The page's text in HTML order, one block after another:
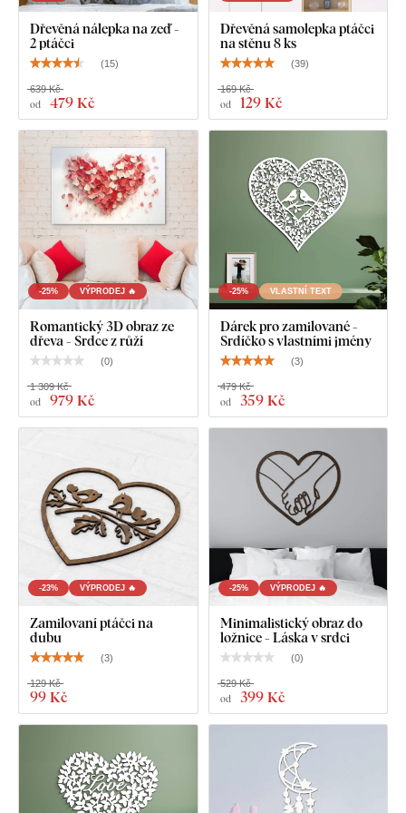
Dřevěná nálepka na zeď -
2 ptáčci
(15)
od 479 Kč
639 Kč
Dřevěná samolepka ptáčci
na stěnu 8 ks
(39)
od 129 Kč
169 Kč
-25% VÝPRODEJ 🔥
Romantický 3D obraz ze
dřeva - Srdce z růží
(0)
od 979 Kč
1 309 Kč
-25% VLASTNÍ TEXT
Dárek pro zamilované -
Srdíčko s vlastními jmény
(3)
od 359 Kč
479 Kč
-23% VÝPRODEJ 🔥
Zamilovaní ptáčci na
dubu
(3)
99 Kč
129 Kč
-25% VÝPRODEJ 🔥
Minimalistický obraz do
ložnice - Láska v srdci
(0)
od 399 Kč
529 Kč